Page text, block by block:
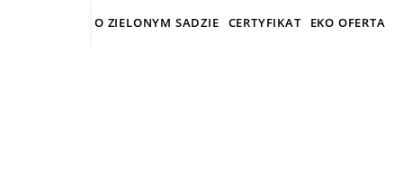
O ZIELONYM SADZIE CERTYFIKAT EKO OFERTA